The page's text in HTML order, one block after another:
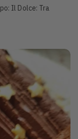
Il Dolce: Tra